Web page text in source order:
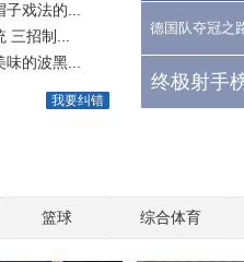
戏法的...
三招制...
的波黑...
我要纠错
德国队夺冠之
终极射手
篮球 综合体育